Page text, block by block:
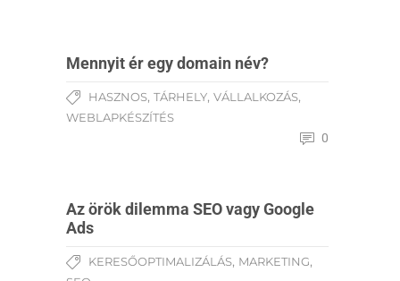
Mennyit ér egy domain név?
HASZNOS, TÁRHELY, VÁLLALKOZÁS,
WEBLAPKÉSZÍTÉS
0
Az örök dilemma SEO vagy Google
Ads
KERESŐOPTIMALIZÁLÁS, MARKETING,